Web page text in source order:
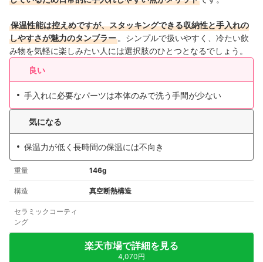
保温性能は控えめですが、スタッキングできる収納性と手入れの
しやすさが魅力のタンブラー 。シンプルで扱いやすく、冷たい飲
み物を気軽に楽しみたい人には選択肢のひとつとなるでしょう。
良い
手入れに必要なパーツは本体のみで洗う手間が少ない
気になる
保温力が低く長時間の保温には不向き
重量 146g
構造 真空断熱構造
セラミックコーティ
ング
楽天市場で詳細を見る
4,070円